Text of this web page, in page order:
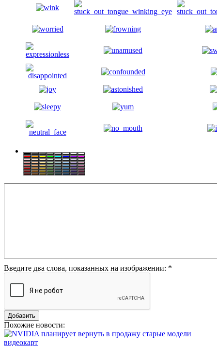
Введите два слова, показанных на изображении: *
Похожие новости: